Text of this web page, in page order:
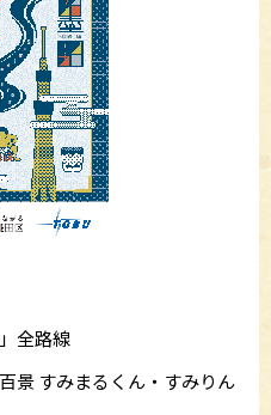
全路線
景 すみまるくん・すみりん